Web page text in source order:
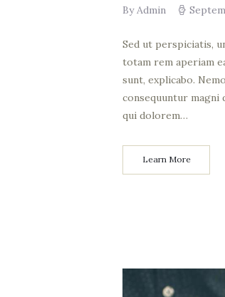
By Admin
Sed ut perspiciatis,
totam rem aperiam
sunt, explicabo.
consequuntur magni
qui dolorem…
Learn More